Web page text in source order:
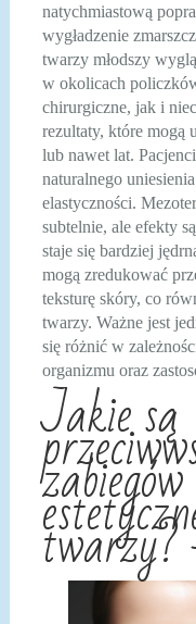
natychmiastową
wygładzenie
twarzy młodszy
w okolicach
chirurgiczne, jak i
rezultaty, które mogą
lub nawet lat.
naturalnego
elastyczności.
subtelnie, ale efekty
staje się bardziej
mogą zredukować
teksturę skóry, co
twarzy. Ważne jest
się różnić w
organizmu oraz
Jakie są
twarzy?